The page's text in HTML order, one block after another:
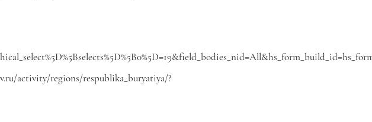
activity/regions/respublika_buryatiya/?